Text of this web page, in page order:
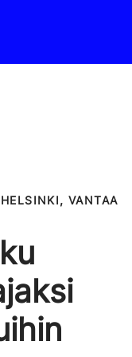
HELSINKI, VANTAA